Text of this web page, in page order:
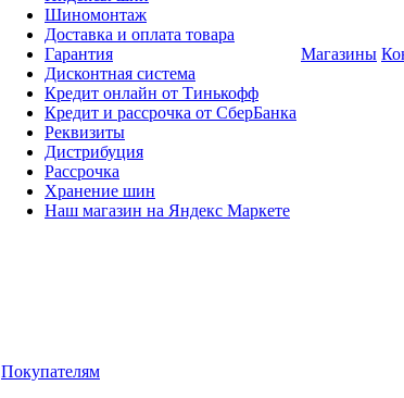
Шиномонтаж
Доставка и оплата товара
Гарантия
Дисконтная система
Кредит онлайн от Тинькофф
Кредит и рассрочка от СберБанка
Реквизиты
Дистрибуция
Рассрочка
Хранение шин
Наш магазин на Яндекс Маркете
Магазины
Покупателям